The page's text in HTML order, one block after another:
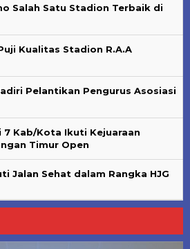
Salah Satu Stadion Terbaik di
Kualitas Stadion R.A.A
Pelantikan Pengurus Asosiasi
7 Kab/Kota Ikuti Kejuaraan
Timur Open
Jalan Sehat dalam Rangka HJG